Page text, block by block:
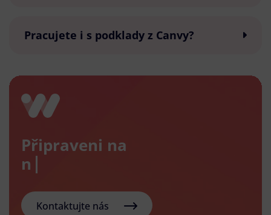
Pracujete i s podklady z Canvy?
Připraveni na
nový e-
Kontaktujte nás